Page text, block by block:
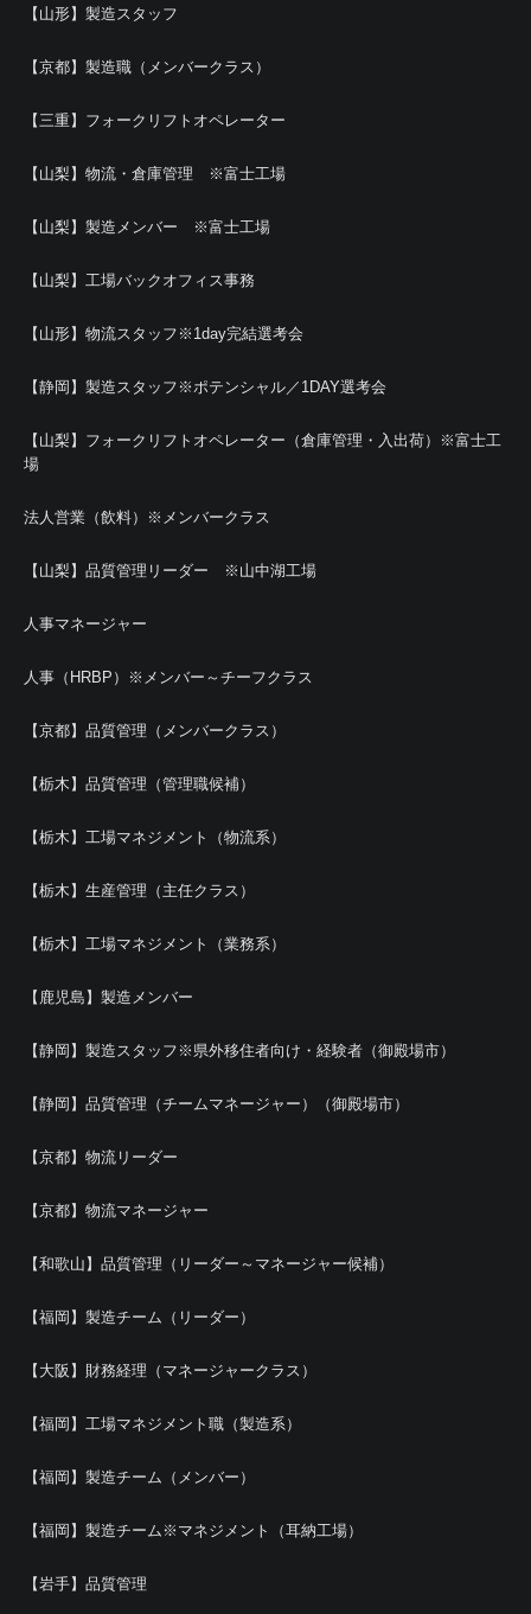
【山形】製造スタッフ
【京都】製造職（メンバークラス）
【三重】フォークリフトオペレーター
【山梨】物流・倉庫管理 ※富士工場
【山梨】製造メンバー ※富士工場
【山梨】工場バックオフィス事務
【山形】物流スタッフ※1day完結選考会
【静岡】製造スタッフ※ポテンシャル／1DAY選考会
【山梨】フォークリフトオペレーター（倉庫管理・入出荷）※富士工
場
法人営業（飲料）※メンバークラス
【山梨】品質管理リーダー ※山中湖工場
人事マネージャー
人事（HRBP）※メンバー～チーフクラス
【京都】品質管理（メンバークラス）
【栃木】品質管理（管理職候補）
【栃木】工場マネジメント（物流系）
【栃木】生産管理（主任クラス）
【栃木】工場マネジメント（業務系）
【鹿児島】製造メンバー
【静岡】製造スタッフ※県外移住者向け・経験者（御殿場市）
【静岡】品質管理（チームマネージャー）（御殿場市）
【京都】物流リーダー
【京都】物流マネージャー
【和歌山】品質管理（リーダー～マネージャー候補）
【福岡】製造チーム（リーダー）
【大阪】財務経理（マネージャークラス）
【福岡】工場マネジメント職（製造系）
【福岡】製造チーム（メンバー）
【福岡】製造チーム※マネジメント（耳納工場）
【岩手】品質管理